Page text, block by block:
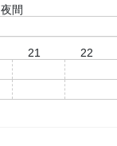
夜間
21
22